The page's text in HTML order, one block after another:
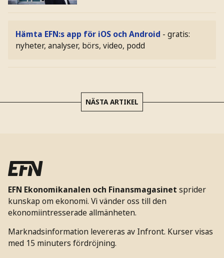
Hämta EFN:s app för iOS och Android - gratis:
nyheter, analyser, börs, video, podd
NÄSTA ARTIKEL
EFN Ekonomikanalen och Finansmagasinet sprider
kunskap om ekonomi. Vi vänder oss till den
ekonomiintresserade allmänheten.
Marknadsinformation levereras av Infront. Kurser visas
med 15 minuters fördröjning.